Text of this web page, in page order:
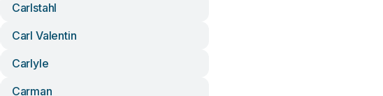
Carlstahl
Carl Valentin
Carlyle
Carman